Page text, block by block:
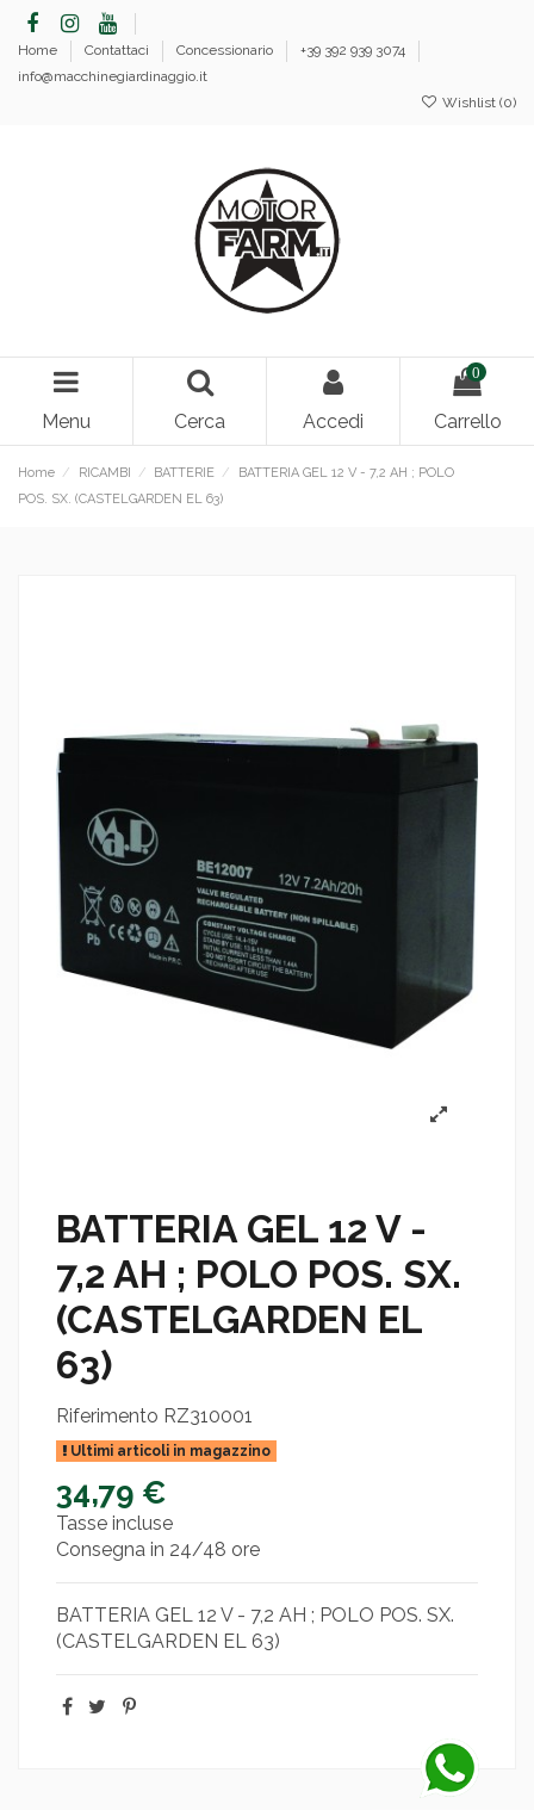
Home Contattaci Concessionario
+39 392 939 3074
info@macchinegiardinaggio.it
Wishlist (0)
Menu Cerca Accedi
0
Carrello
Home RICAMBI BATTERIE
BATTERIA GEL 12 V - 7,2 AH ; POLO
POS. SX. (CASTELGARDEN EL 63)
BATTERIA GEL 12 V -
7,2 AH ; POLO POS. SX.
(CASTELGARDEN EL
63)
Riferimento RZ310001
Ultimi articoli in magazzino
34,79 €
Tasse incluse
Consegna in 24/48 ore
BATTERIA GEL 12 V - 7,2 AH ; POLO POS. SX.
(CASTELGARDEN EL 63)